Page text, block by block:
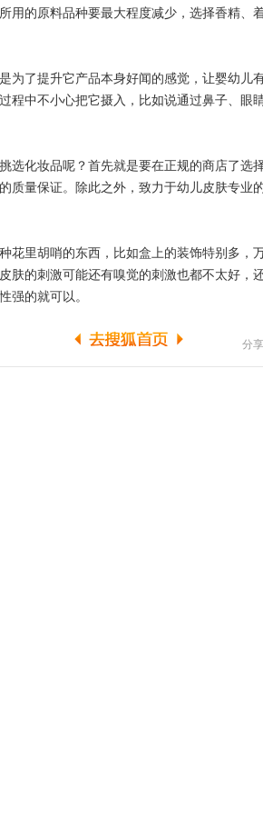
用的原料品种要最大程度减少，选择香精、
了提升它产品本身好闻的感觉，让婴幼儿
程中不小心把它摄入，比如说通过鼻子、眼
化妆品呢？首先就是要在正规的商店了选
质量保证。除此之外，致力于幼儿皮肤专业
里胡哨的东西，比如盒上的装饰特别多，
肤的刺激可能还有嗅觉的刺激也都不太好，
强的就可以。
分享